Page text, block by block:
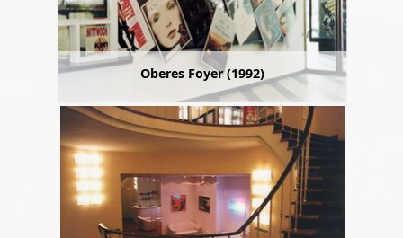
Oberes Foyer (1992)